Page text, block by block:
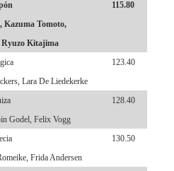
Kazuma Tomoto,
Kitajima
115.80
Lara De Liedekerke
123.40
Godel, Felix Vogg
128.40
Frida Andersen
130.50